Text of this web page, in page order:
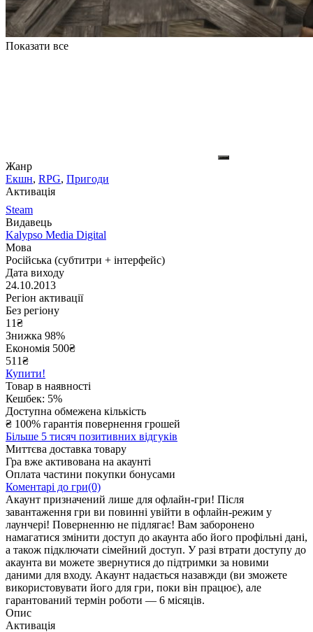
Показати все
Жанр
Екшн, RPG, Пригоди
Активація
Steam
Видавець
Kalypso Media Digital
Мова
Російська (субтитри + інтерфейс)
Дата виходу
24.10.2013
Регіон активації
Без регіону
11₴
Знижка 98%
Економія 500₴
511₴
Купити!
Товар в наявності
Кешбек: 5%
Доступна обмежена кількість
₴ 100% гарантія повернення грошей
Більше 5 тисяч позитивних відгуків
Миттєва доставка товару
Гра вже активована на акаунті
Оплата частини покупки бонусами
Коментарі до гри(0)
Акаунт призначений лише для офлайн-гри! Після
завантаження гри ви повинні увійти в офлайн-режим у
лаунчері! Поверненню не підлягає! Вам заборонено
намагатися змінити доступ до акаунта або його профільні дані,
а також підключати сімейний доступ. У разі втрати доступу до
акаунта ви можете звернутися до підтримки за новими
даними для входу. Акаунт надається назавжди (ви зможете
використовувати його для гри, поки він працює), але
гарантований термін роботи — 6 місяців.
Опис
Активація